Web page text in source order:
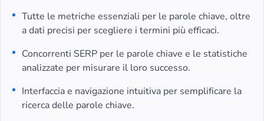
Tutte le metriche essenziali per le parole chiave, oltre
a dati precisi per scegliere i termini più efficaci.
Concorrenti SERP per le parole chiave e le statistiche
analizzate per misurare il loro successo.
Interfaccia e navigazione intuitiva per semplificare la
ricerca delle parole chiave.